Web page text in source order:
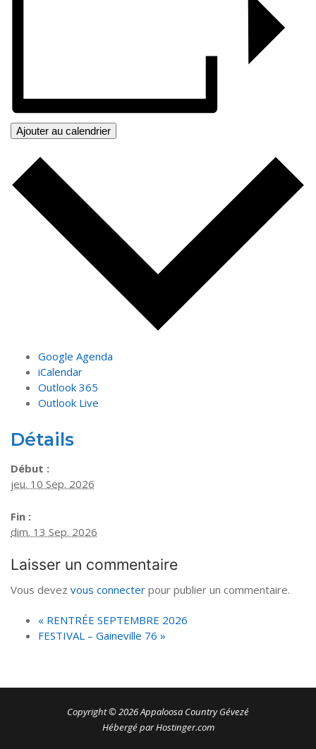
Ajouter au calendrier
Google Agenda
iCalendar
Outlook 365
Outlook Live
Détails
Début :
jeu. 10 Sep. 2026
Fin :
dim. 13 Sep. 2026
Laisser un commentaire
Vous devez vous connecter pour publier un commentaire.
« RENTRÉE SEPTEMBRE 2026
FESTIVAL – Gaineville 76»
Copyright © 2026 Appaloosa Country Gévezé
Hébergé par Hostinger.com